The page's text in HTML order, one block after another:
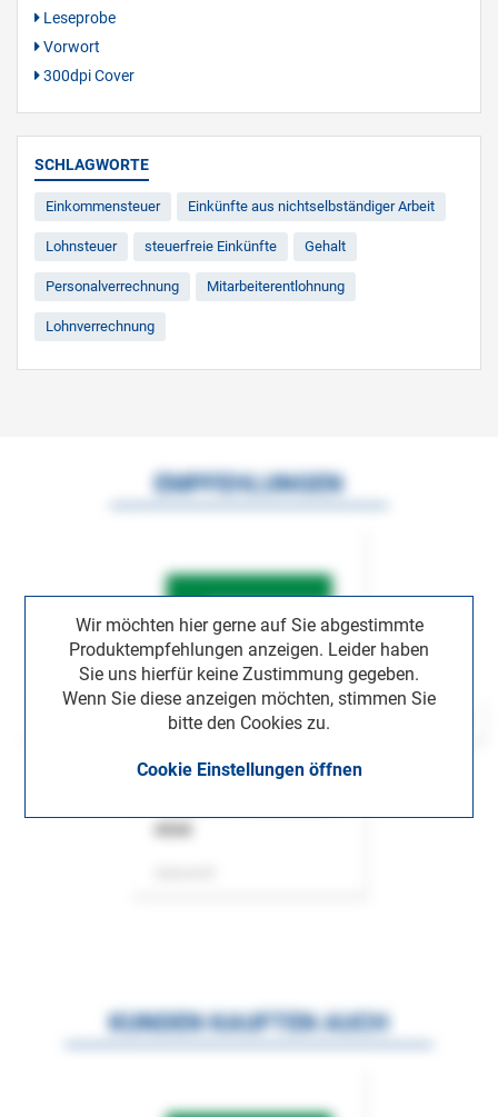
Leseprobe
Vorwort
300dpi Cover
SCHLAGWORTE
Einkommensteuer Einkünfte aus nichtselbständiger Arbeit
Lohnsteuer steuerfreie Einkünfte Gehalt
Personalverrechnung Mitarbeiterentlohnung
Lohnverrechnung
Wir möchten hier gerne auf Sie abgestimmte
Produktempfehlungen anzeigen. Leider haben
Sie uns hierfür keine Zustimmung gegeben.
Wenn Sie diese anzeigen möchten, stimmen Sie
bitte den Cookies zu.
Cookie Einstellungen öffnen
EMPFEHLUNGEN
KUNDEN KAUFTEN AUCH